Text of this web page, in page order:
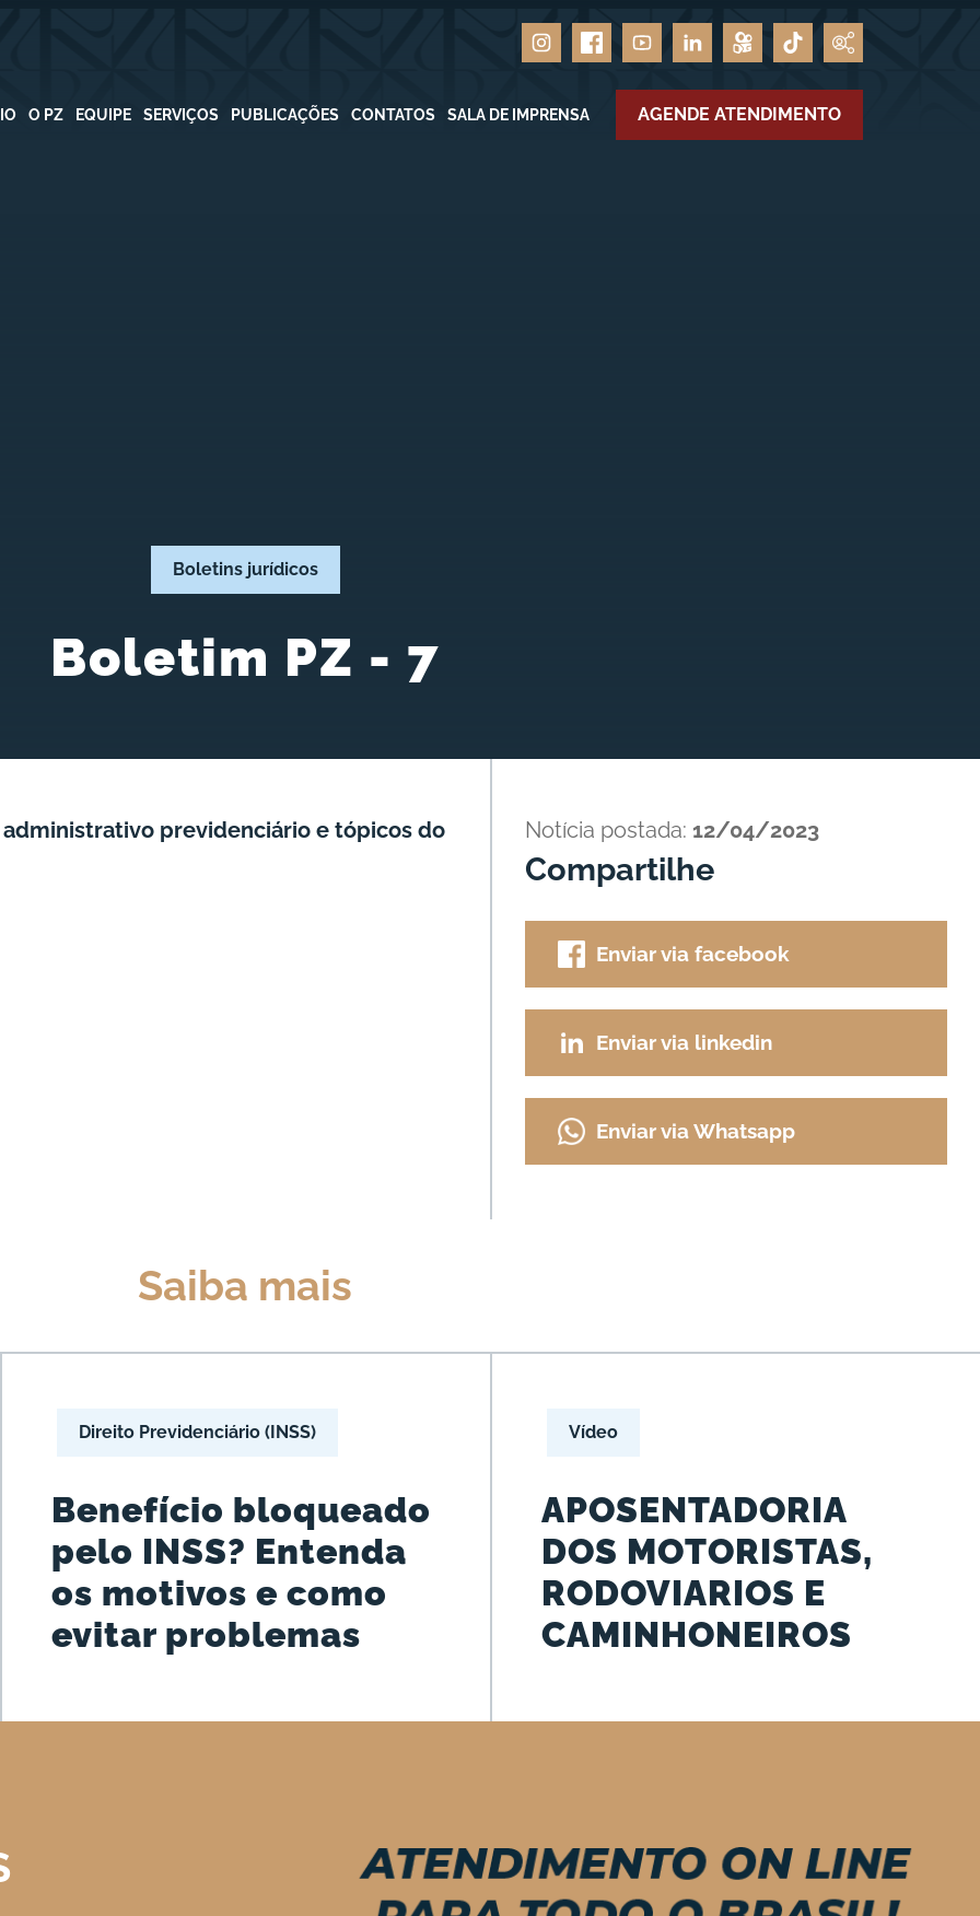
O PZ EQUIPE SERVIÇOS PUBLICAÇÕES CONTATOS SALA DE IMPRENSA AGENDE ATENDIMENTO
Boletins jurídicos
Boletim PZ - 7
previdenciário e tópicos do Notícia postada: 12/04/2023
Compartilhe
Enviar via facebook
Enviar via linkedin
Enviar via Whatsapp
Saiba mais
Direito Previdenciário (INSS)
Benefício bloqueado
pelo INSS? Entenda
os motivos e como
evitar problemas
Vídeo
APOSENTADORIA
DOS MOTORISTAS,
RODOVIARIOS E
CAMINHONEIROS